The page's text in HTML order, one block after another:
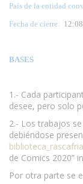
País de la entidad
Fecha de cierre:
BASES
1.- Cada
desee, pero solo
2.- Los trabajos
debiéndose
de Comics 2020”
Por otra parte se